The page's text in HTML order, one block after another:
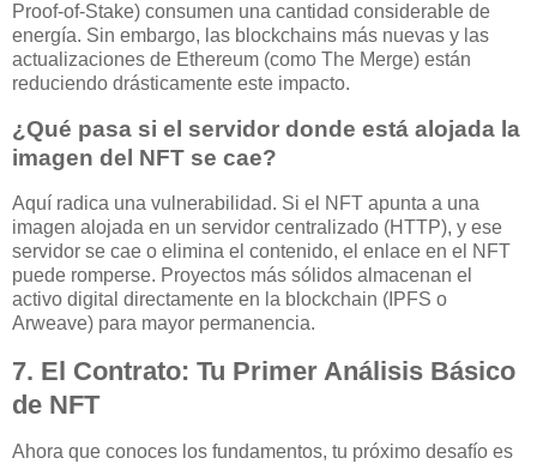
Proof-of-Stake) consumen una cantidad considerable de
energía. Sin embargo, las blockchains más nuevas y las
actualizaciones de Ethereum (como The Merge) están
reduciendo drásticamente este impacto.
¿Qué pasa si el servidor donde está alojada la
imagen del NFT se cae?
Aquí radica una vulnerabilidad. Si el NFT apunta a una
imagen alojada en un servidor centralizado (HTTP), y ese
servidor se cae o elimina el contenido, el enlace en el NFT
puede romperse. Proyectos más sólidos almacenan el
activo digital directamente en la blockchain (IPFS o
Arweave) para mayor permanencia.
7. El Contrato: Tu Primer Análisis Básico
de NFT
Ahora que conoces los fundamentos, tu próximo desafío es